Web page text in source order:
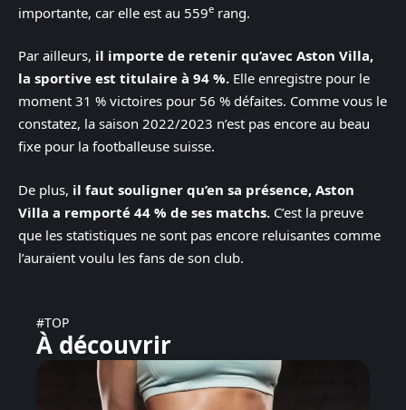
importante, car elle est au 559e rang.
Par ailleurs, il importe de retenir qu’avec Aston Villa,
la sportive est titulaire à 94 %. Elle enregistre pour le
moment 31 % victoires pour 56 % défaites. Comme vous le
constatez, la saison 2022/2023 n’est pas encore au beau
fixe pour la footballeuse suisse.
De plus, il faut souligner qu’en sa présence, Aston
Villa a remporté 44 % de ses matchs. C’est la preuve
que les statistiques ne sont pas encore reluisantes comme
l’auraient voulu les fans de son club.
#TOP
À découvrir